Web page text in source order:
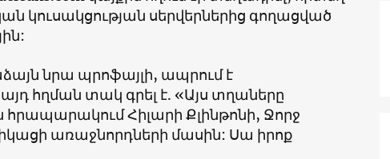
կուսակցության սերվերներից գողացված
նրա պրոֆայլի, ապրում է
հղման տակ գրել է. «Այս տղաները
հրապարակում Հիլարի Քլինթոնի, Ջորջ
առաջնորդների մասին: Սա իրոք